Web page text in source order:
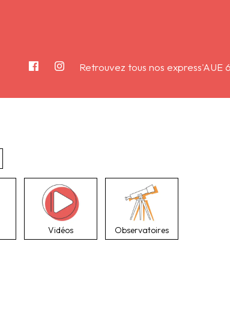
Retrouvez tous nos express'AUE
Vidéos Observatoires